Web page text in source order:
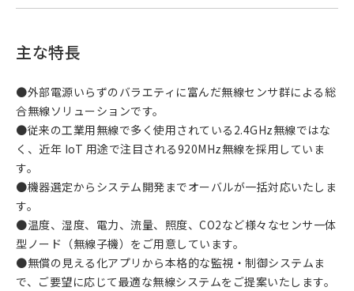
主な特長
●外部電源いらずのバラエティに富んだ無線センサ群による総
合無線ソリューションです。
●従来の工業用無線で多く使用されている2.4GHz無線ではな
く、近年 IoT 用途で注目される920MHz無線を採用していま
す。
●機器選定からシステム開発までオーバルが一括対応いたしま
す。
●温度、湿度、電力、流量、照度、CO2など様々なセンサ一体
型ノード（無線子機）をご用意しています。
●無償の見える化アプリから本格的な監視・制御システムま
で、ご要望に応じて最適な無線システムをご提案いたします。